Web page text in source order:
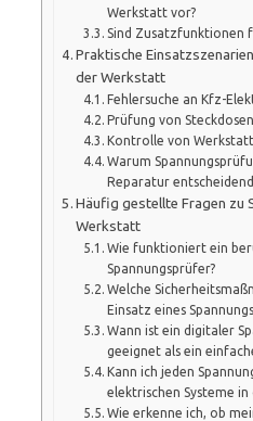
Werkstatt vor?
Sind Zusatzfunktionen
Praktische
der Werkstatt
Fehlersuche an Kfz-
Prüfung von
Kontrolle von
Warum
Reparatur
Häufig gestellte Fragen zu
Werkstatt
Wie funktioniert ein
Spannungsprüfer?
Welche
Einsatz eines
Wann ist ein digitaler
geeignet als ein
Kann ich jeden
elektrischen Systeme
Wie erkenne ich, ob